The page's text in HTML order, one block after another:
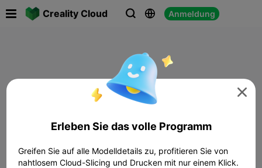
Creality Cloud   Anmeldung

Erleben Sie das volle Programm
Greifen Sie auf alle Modelldetails zu, profitieren Sie von
nahtlosem Cloud-Slicing und Drucken mit nur einem Klick.